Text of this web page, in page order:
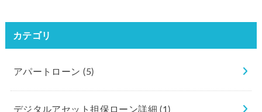
カテゴリ
アパートローン(5)
デジタルアセット担保ローン詳細(1)